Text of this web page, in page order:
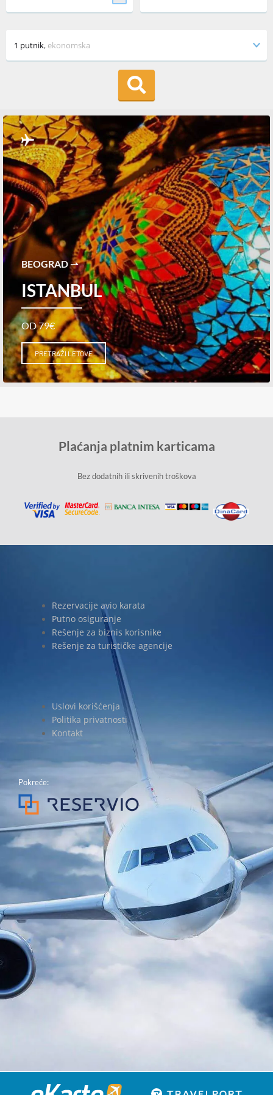
1 putnik, ekonomska
BEOGRAD ⇀
ISTANBUL
OD 79€
PRETRAŽI LETOVE
Plaćanja platnim karticama
Bez dodatnih ili skrivenih troškova
Rezervacije avio karata
Putno osiguranje
Rešenje za biznis korisnike
Rešenje za turističke agencije
Uslovi korišćenja
Politika privatnosti
Kontakt
Pokreće: